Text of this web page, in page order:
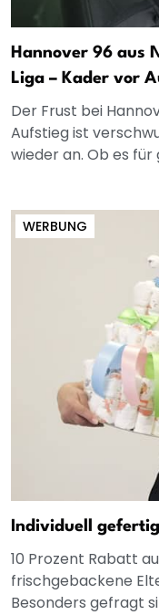
Hannover 96 aus
Liga – Kader vor
Der Frust bei
Aufstieg ist
wieder an. Ob es für
WERBUNG
Individuell
10 Prozent Rabatt
frischgebackene
Besonders gefragt